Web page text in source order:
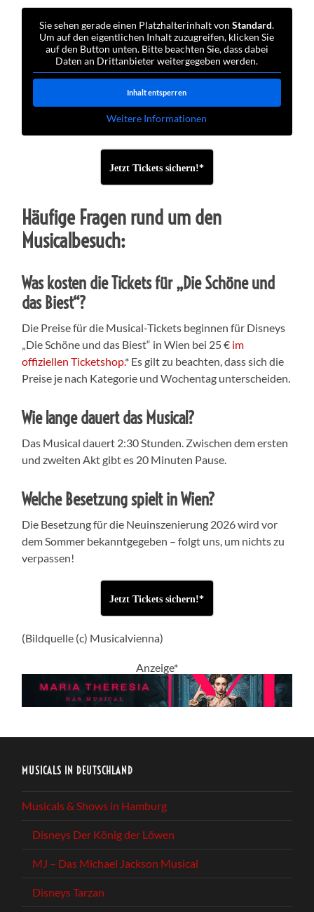
Sie sehen gerade einen Platzhalterinhalt vonStandard.
Um auf den eigentlichen Inhalt zuzugreifen, klicken Sie
auf den Button unten. Bitte beachten Sie, dass dabei
Daten an Drittanbieter weitergegeben werden.
Inhalt entsperren
Weitere Informationen
Jetzt Tickets sichern!*
Häufige Fragen rund um den
Musicalbesuch:
Was kosten die Tickets für „Die Schöne und
das Biest“?
Die Preise für die Musical-Tickets beginnen für Disneys
„Die Schöne und das Biest“ in Wien bei 25 € im
offiziellen Ticketshop.* Es gilt zu beachten, dass sich die
Preise je nach Kategorie und Wochentag unterscheiden.
Wie lange dauert das Musical?
Das Musical dauert 2:30 Stunden. Zwischen dem ersten
und zweiten Akt gibt es 20 Minuten Pause.
Welche Besetzung spielt in Wien?
Die Besetzung für die Neuinszenierung 2026 wird vor
dem Sommer bekanntgegeben – folgt uns, um nichts zu
verpassen!
Jetzt Tickets sichern!*
(Bildquelle (c) Musicalvienna)
Anzeige*
MUSICALS IN DEUTSCHLAND
Musicals & Shows in Hamburg
Disneys Der König der Löwen
MJ – Das Michael Jackson Musical
Disneys Tarzan